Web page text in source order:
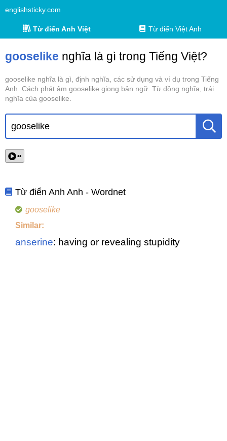
englishsticky.com
Từ điển Anh Việt Từ điển Việt Anh
gooselike nghĩa là gì trong Tiếng Việt?
gooselike nghĩa là gì, định nghĩa, các sử dụng và ví dụ trong Tiếng
Anh. Cách phát âm gooselike giọng bản ngữ. Từ đồng nghĩa, trái
nghĩa của gooselike.
••
Từ điển Anh Anh - Wordnet
gooselike
Similar:
anserine: having or revealing stupidity